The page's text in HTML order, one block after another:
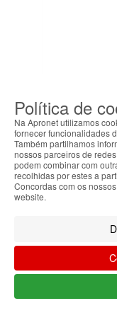
Política de
Na Apronet utilizamos
fornecer funcionalidades
Também partilhamos
nossos parceiros de
podem combinar com
recolhidas por estes a
Concordas com os
website.